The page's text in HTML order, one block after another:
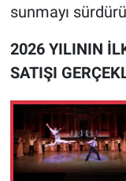
sunmayı
2026 YILININ
SATIŞI